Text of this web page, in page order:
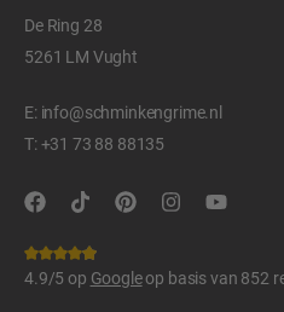
De Ring 28
5261 LM Vught
E: info@schminkengrime.nl
T:+31 73 88 88135
4.9/5 op Googleop basis van 852